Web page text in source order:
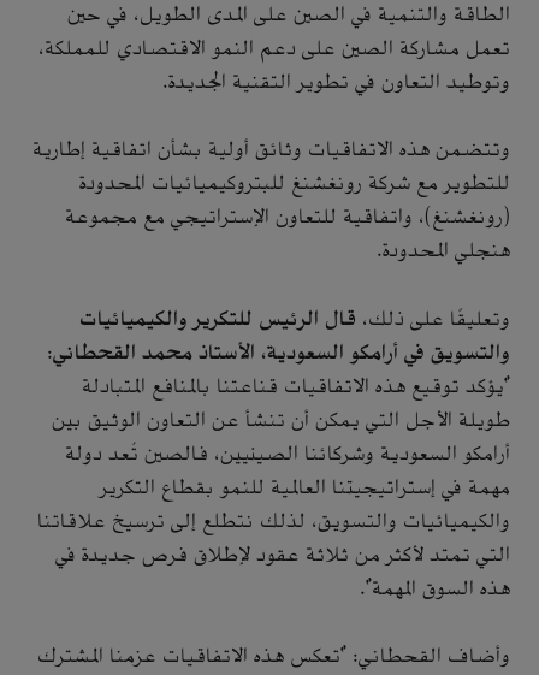
الطاقة والتنمية في الصين على المدى الطويل، في حين
تعمل مشاركة الصين على دعم النمو الاقتصادي للمملكة،
وتوطيد التعاون في تطوير التقنية الجديدة.
وتتضمن هذه الاتفاقيات وثائق أولية بشأن اتفاقية إطارية
للتطوير مع شركة رونغشنغ للبتروكيميائيات المحدودة
(رونغشنغ)، واتفاقية للتعاون الإستراتيجي مع مجموعة
هنجلي المحدودة.
وتعليقًا على ذلك، قال الرئيس للتكرير والكيميائيات
والتسويق في أرامكو السعودية، الأستاذ محمد القحطاني:
"يؤكد توقيع هذه الاتفاقيات قناعتنا بالمنافع المتبادلة
طويلة الأجل التي يمكن أن تنشأ عن التعاون الوثيق بين
أرامكو السعودية وشركائنا الصينيين، فالصين تُعد دولة
مهمة في إستراتيجيتنا العالمية للنمو بقطاع التكرير
والكيميائيات والتسويق، لذلك نتطلع إلى ترسيخ علاقاتنا
التي تمتد لأكثر من ثلاثة عقود لإطلاق فرص جديدة في
هذه السوق المهمة".
وأضاف القحطاني: "تعكس هذه الاتفاقيات عزمنا المشترك